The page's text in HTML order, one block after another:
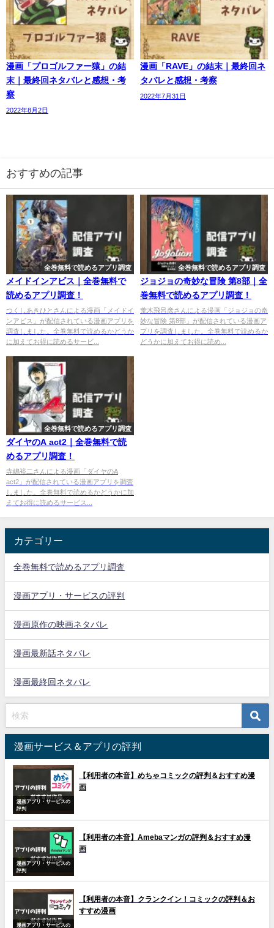
漫画「プロゴルファー猿」の結
末｜最終回ネタバレと感想・考
察
2022年8月2日
漫画「RAVE」の結末｜最終回ネ
タバレと感想・考察
2022年7月31日
おすすめの記事
全巻無料で読めるアプリ調査
メイドインアビス｜全巻無料で
読めるアプリ調査！
つくしあきひとさんによる漫画「メイドイ
ンアビス」が配信されている漫画アプリを
調査しました。全巻無料で読めるかどうか
に加えてお得に読めるサービ...
全巻無料で読めるアプリ調査
ジョジョの奇妙な冒険 第8部｜全
巻無料で読めるアプリ調査！
荒木飛呂彦さんによる漫画「ジョジョの奇
妙な冒険 第8部」が配信されている漫画ア
プリを調査しました。全巻無料で読めるか
どうかに加えてお得に読め...
全巻無料で読めるアプリ調査
ダイヤのA act2｜全巻無料で読
めるアプリ調査！
寺嶋裕二さんによる漫画「ダイヤのA
act2」が配信されている漫画アプリを調査
しました。全巻無料で読めるかどうかに加
えてお得に読めるサービス...
カテゴリー
全巻無料で読めるアプリ調査
漫画アプリ・サービスの評判
漫画原作の映画ネタバレ
漫画最新話ネタバレ
漫画最終回ネタバレ
漫画サービス＆アプリの評判
漫画アプリ・サービスの
評判
【利用者の本音】めちゃコミックの評判＆おすすめ漫
画
漫画アプリ・サービスの
評判
【利用者の本音】Amebaマンガの評判＆おすすめ漫
画
漫画アプリ・サービスの
【利用者の本音】クランクイン！コミックの評判＆お
すすめ漫画